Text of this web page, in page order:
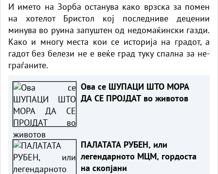
И името на Зорба останува како врзска за помен
на хотелот Бристол кој последниве децении
минува во руина запуштен од недомаќински газди.
Како и многу места кои се историја на градот, а
гадот без белези не е веќе град туку спална за не-
граѓаните.
Ова се ШУПАЦИ ШТО МОРА
ДА СЕ ПРОЈДАТ во животов
ПАЛАТАТА РУБЕН, или
легендарното МЦМ, гордоста
на скопјани